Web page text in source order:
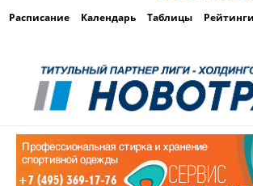
Расписание Календарь Таблицы Рейтинги